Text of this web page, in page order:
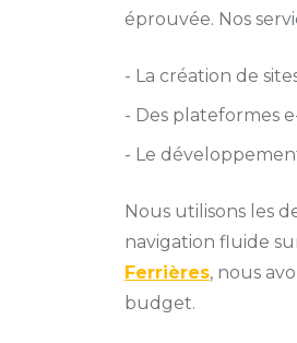
éprouvée. Nos
- La création de
- Des plateformes
- Le
Nous utilisons les
navigation fluide
Ferrières, nous
budget.